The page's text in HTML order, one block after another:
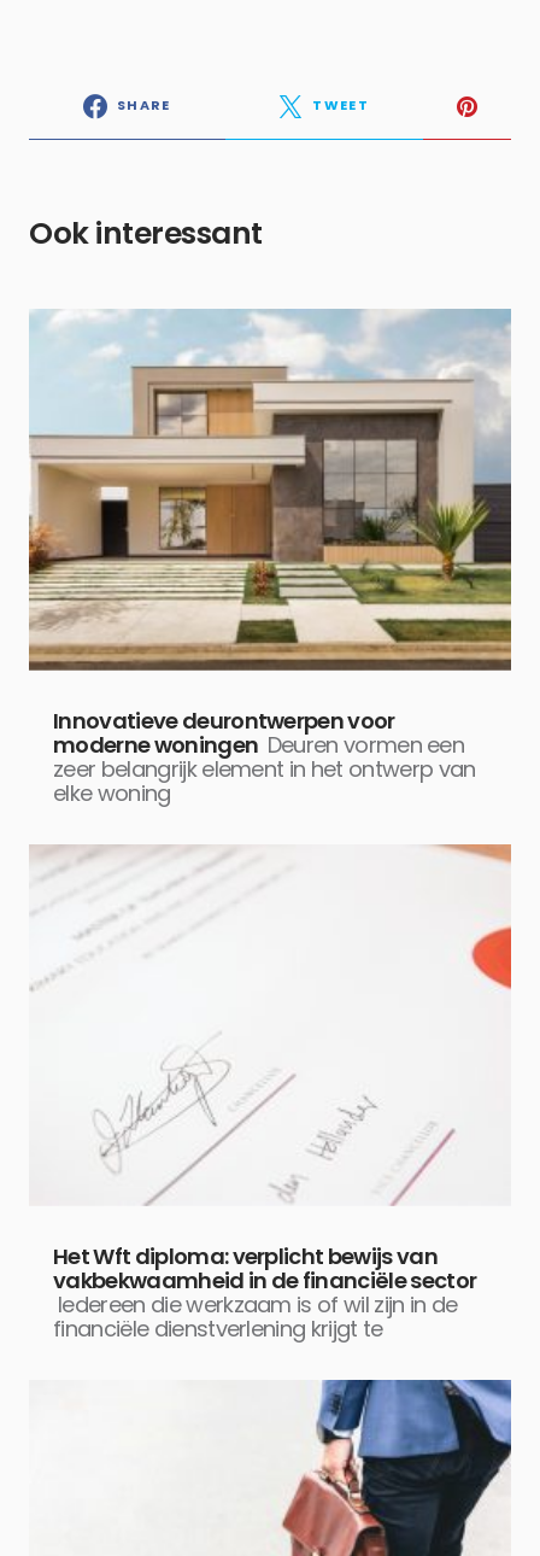
SHARE TWEET
Ook interessant
Innovatieve deurontwerpen voor
moderne woningen Deuren vormen een
zeer belangrijk element in het ontwerp van
elke woning
Het Wft diploma: verplicht bewijs van
vakbekwaamheid in de financiële sector
Iedereen die werkzaam is of wil zijn in de
financiële dienstverlening krijgt te